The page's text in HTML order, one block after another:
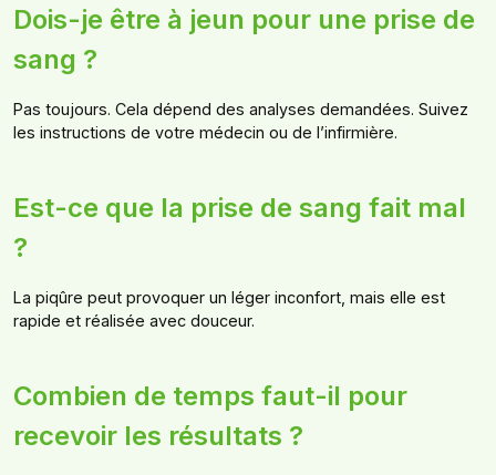
Dois-je être à jeun pour une prise de
sang ?
Pas toujours. Cela dépend des analyses demandées. Suivez
les instructions de votre médecin ou de l’infirmière.
Est-ce que la prise de sang fait mal
?
La piqûre peut provoquer un léger inconfort, mais elle est
rapide et réalisée avec douceur.
Combien de temps faut-il pour
recevoir les résultats ?